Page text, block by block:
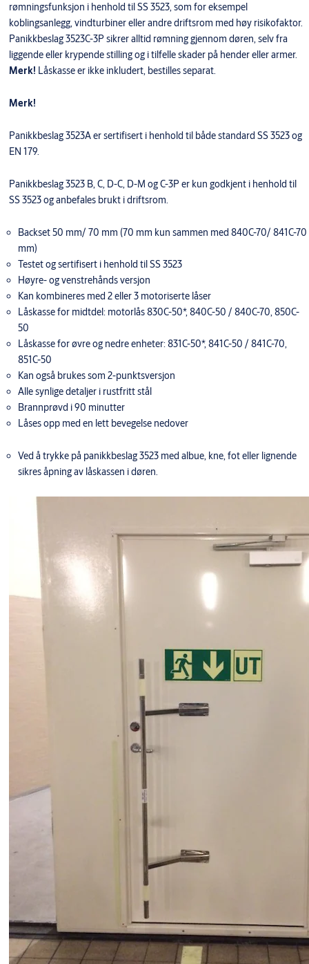
rømningsfunksjon i henhold til SS 3523, som for eksempel
koblingsanlegg, vindturbiner eller andre driftsrom med høy risikofaktor.
Panikkbeslag 3523C-3P sikrer alltid rømning gjennom døren, selv fra
liggende eller krypende stilling og i tilfelle skader på hender eller armer.
Merk! Låskasse er ikke inkludert, bestilles separat.
Merk!
Panikkbeslag 3523A er sertifisert i henhold til både standard SS 3523 og
EN 179.
Panikkbeslag 3523 B, C, D-C, D-M og C-3P er kun godkjent i henhold til
SS 3523 og anbefales brukt i driftsrom.
Backset 50 mm/ 70 mm (70 mm kun sammen med 840C-70/ 841C-70
mm)
Testet og sertifisert i henhold til SS 3523
Høyre- og venstrehånds versjon
Kan kombineres med 2 eller 3 motoriserte låser
Låskasse for midtdel: motorlås 830C-50*, 840C-50 / 840C-70, 850C-
50
Låskasse for øvre og nedre enheter: 831C-50*, 841C-50 / 841C-70,
851C-50
Kan også brukes som 2-punktsversjon
Alle synlige detaljer i rustfritt stål
Brannprøvd i 90 minutter
Låses opp med en lett bevegelse nedover
Ved å trykke på panikkbeslag 3523 med albue, kne, fot eller lignende
sikres åpning av låskassen i døren.